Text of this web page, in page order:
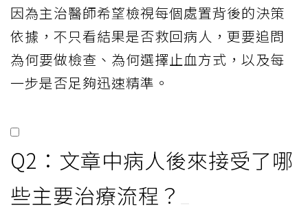
因為主治醫師希望檢視每個處置背後的決策
依據，不只看結果是否救回病人，更要追問
為何要做檢查、為何選擇止血方式，以及每
一步是否足夠迅速精準。
Q2：文章中病人後來接受了哪
些主要治療流程？